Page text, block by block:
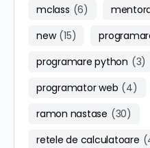
mclass (6)
new (15)
programare python (3)
programator web (4)
ramon nastase (30)
retele de calculatoare